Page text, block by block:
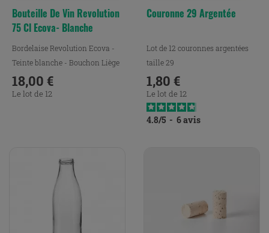
Bouteille De Vin Revolution
75 Cl Ecova- Blanche
Bordelaise Revolution Ecova -
Teinte blanche - Bouchon Liège
Prix
18,00 €
Le lot de 12
Couronne 29 Argentée
Lot de 12 couronnes argentées
taille 29
Prix
1,80 €
Le lot de 12
4.8/5 - 6avis